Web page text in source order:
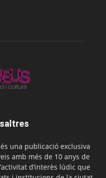
una publicació exclusiva
amb més de 10 anys de
d’interès lúdic que